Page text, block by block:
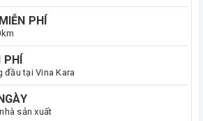
PHÍ
PHÍ
đầu tại Vina Kara
sản xuất